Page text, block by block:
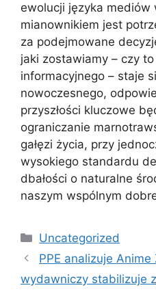
ewolucji języka mediów
mianownikiem jest
za podejmowane
jaki zostawiamy – czy
informacyjnego – staje
nowoczesnego,
przyszłości kluczowe
ograniczanie
gałęzi życia, przy
wysokiego standardu
dbałości o naturalne
naszym wspólnym
Categories
Uncategorized
PPE analizuje
wydawniczy stabilizuje